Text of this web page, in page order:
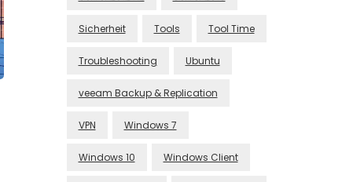
Sicherheit Tools Tool Time
Troubleshooting Ubuntu
veeam Backup & Replication
VPN Windows 7
Windows 10 Windows Client